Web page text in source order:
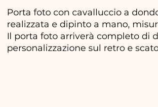
Porta foto con cavalluccio a
realizzata e dipinto a mano,
Il porta foto arriverà completo di
personalizzazione sul retro e